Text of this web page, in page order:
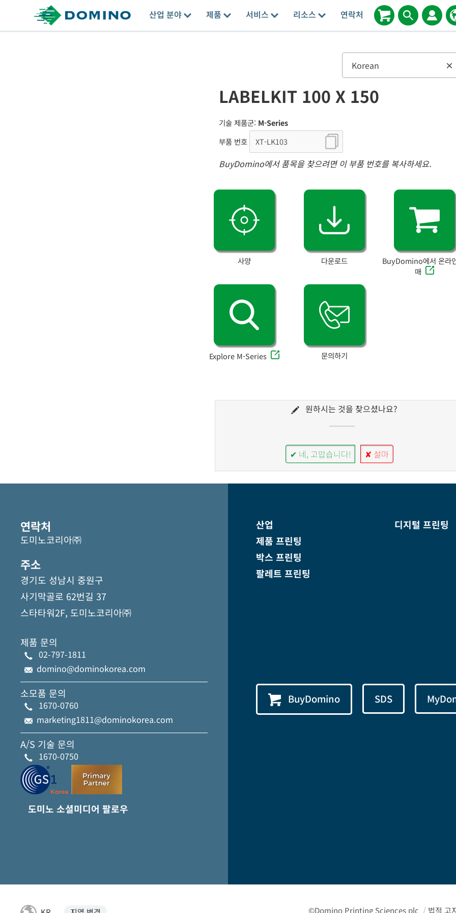
산업 분야 제품 서비스 리소스 연락처
×
Korean
LABELKIT 100 X 150
기술 제품군: M-Series
부품 번호
BuyDomino에서 품목을 찾으려면 이 부품 번호를 복사하세요.
사양 다운로드
BuyDomino에서 온라
매
Explore M-Series 문의하기
원하시는 것을 찾으셨나요?
✔ 네, 고맙습니다! ✘ 설마
연락처
도미노코리아㈜
주소
경기도 성남시 중원구
사기막골로 62번길 37
스타타워2F, 도미노코리아㈜
제품 문의
02-797-1811
domino@dominokorea.com
소모품 문의
1670-0760
marketing1811@dominokorea.com
A/S 기술 문의
1670-0750
도미노 소셜미디어 팔로우
산업
제품 프린팅
박스 프린팅
팔레트 프린팅
디지털 프린팅
BuyDomino SDS
©Domino Printing Sciences plc / 법적 고